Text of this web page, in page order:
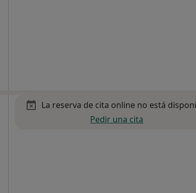
La reserva de cita online no está
Pedir una cita